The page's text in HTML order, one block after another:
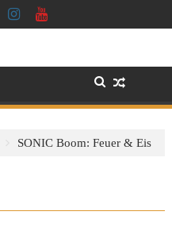
SONIC Boom: Feuer & Eis